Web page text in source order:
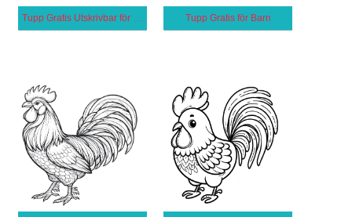
Tupp Gratis Utskrivbar för Barn Tupp Gratis för Barn